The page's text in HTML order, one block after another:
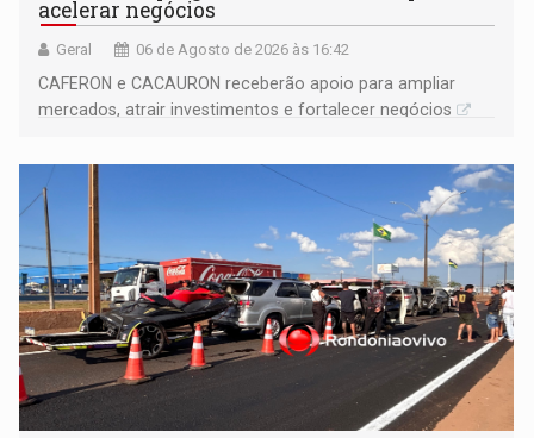
acelerar negócios
Geral 06 de Agosto de 2026 às 16:42
CAFERON e CACAURON receberão apoio para ampliar
mercados, atrair investimentos e fortalecer negócios